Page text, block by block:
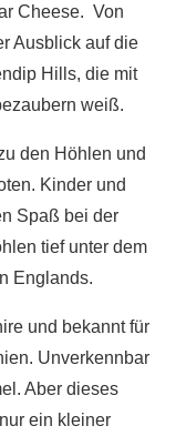
Cheese. Von
Ausblick auf die
Hills, die mit
weiß.
den Höhlen und
Kinder und
Spaß bei der
tief unter dem
Englands.
und bekannt für
Unverkennbar
Aber dieses
ein kleiner